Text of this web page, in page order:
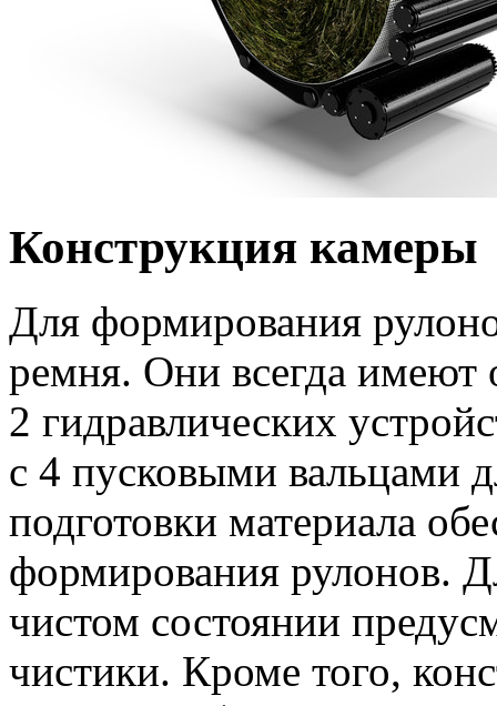
Конструкция камеры
Для формирования
ремня. Они всегда имеют
2 гидравлических
с 4 пусковыми вальцами
подготовки материала
формирования рулонов.
чистом состоянии
чистики. Кроме того,